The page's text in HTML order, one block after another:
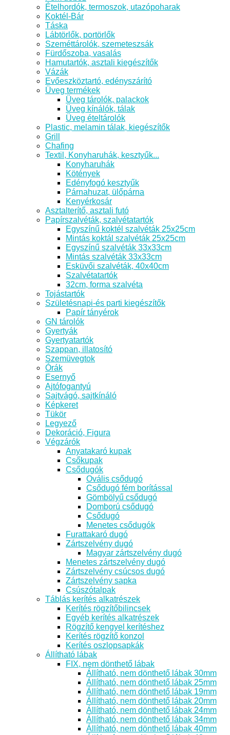
Ételhordók, termoszok, utazópoharak
Koktél-Bár
Táska
Lábtörlők, portörlők
Szeméttárolók, szemeteszsák
Fürdőszoba, vasalás
Hamutartók, asztali kiegészítők
Vázák
Evőeszköztartó, edényszárító
Üveg termékek
Üveg tárolók, palackok
Üveg kínálók, tálak
Üveg ételtárolók
Plastic, melamin tálak, kiegészítők
Grill
Chafing
Textil, Konyharuhák, kesztyűk...
Konyharuhák
Kötények
Edényfogó kesztyűk
Párnahuzat, ülőpárna
Kenyérkosár
Asztalterítő, asztali futó
Papírszalvéták, szalvétatartók
Egyszínű koktél szalvéták 25x25cm
Mintás koktál szalvéták 25x25cm
Egyszínű szalvéták 33x33cm
Mintás szalvéták 33x33cm
Esküvői szalvéták, 40x40cm
Szalvétatartók
32cm, forma szalvéta
Tojástartók
Születésnapi-és parti kiegészítők
Papír tányérok
GN tárolók
Gyertyák
Gyertyatartók
Szappan, illatosító
Szemüvegtok
Órák
Esernyő
Ajtófogantyú
Sajtvágó, sajtkínáló
Képkeret
Tükör
Legyező
Dekoráció, Figura
Végzárók
Anyatakaró kupak
Csőkupak
Csődugók
Ovális csődugó
Csődugó fém borítással
Gömbölyű csődugó
Domború csődugó
Csődugó
Menetes csődugók
Furattakaró dugó
Zártszelvény dugó
Magyar zártszelvény dugó
Menetes zártszelvény dugó
Zártszelvény csúcsos dugó
Zártszelvény sapka
Csúszótalpak
Táblás kerítés alkatrészek
Kerítés rögzítőbilincsek
Egyéb kerítés alkatrészek
Rögzítő kengyel kerítéshez
Kerítés rögzítő konzol
Kerítés oszlopsapkák
Állítható lábak
FIX, nem dönthető lábak
Állítható, nem dönthető lábak 30mm
Állítható, nem dönthető lábak 25mm
Állítható, nem dönthető lábak 19mm
Állítható, nem dönthető lábak 20mm
Állítható, nem dönthető lábak 24mm
Állítható, nem dönthető lábak 34mm
Állítható, nem dönthető lábak 40mm